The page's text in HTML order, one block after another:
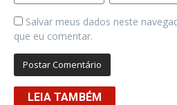
Salvar meus dados neste
que eu comentar.
LEIA TAMBÉM